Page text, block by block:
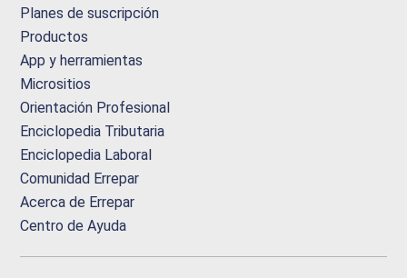
Planes de suscripción
Productos
App y herramientas
Micrositios
Orientación Profesional
Enciclopedia Tributaria
Enciclopedia Laboral
Comunidad Errepar
Acerca de Errepar
Centro de Ayuda